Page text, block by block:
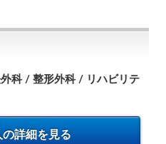
科 / 整形外科 / リハビリテ
の詳細を見る